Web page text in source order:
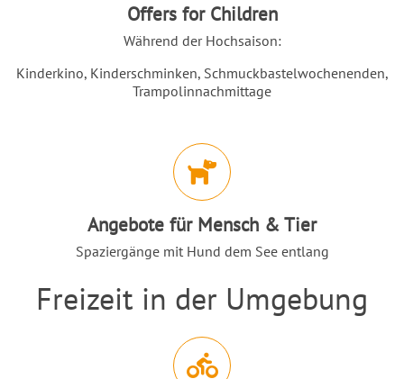
Offers for Children
Während der Hochsaison:
Kinderkino, Kinderschminken, Schmuckbastelwochenenden,
Trampolinnachmittage
Angebote für Mensch & Tier
Spaziergänge mit Hund dem See entlang
Einleitung
Freizeit in der Umgebung
Abschnitt für Icons und Features